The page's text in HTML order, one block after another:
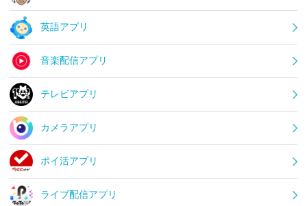
英語アプリ
音楽配信アプリ
テレビアプリ
カメラアプリ
ポイ活アプリ
ライブ配信アプリ